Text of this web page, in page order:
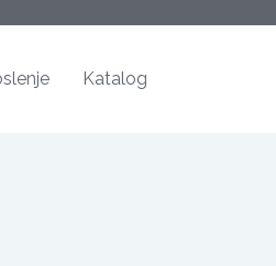
Katalog